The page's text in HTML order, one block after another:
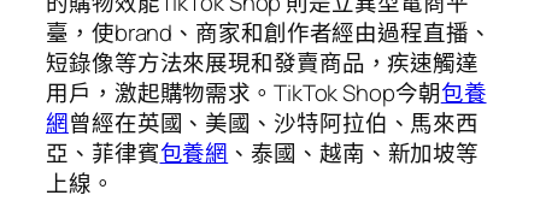
臺，使brand、商家和創作者經由過程直播、
短錄像等方法來展現和發賣商品，疾速觸達
用戶，激起購物需求。TikTok Shop今朝包養
網曾經在英國、美國、沙特阿拉伯、馬來西
亞、菲律賓包養網 、泰國、越南、新加坡等
上線。